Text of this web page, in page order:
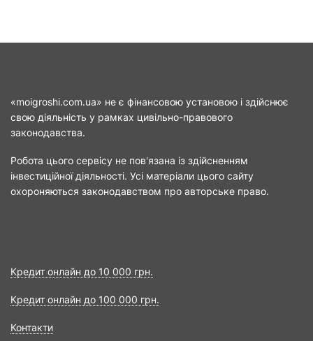
«moigroshi.com.ua» не є фінансовою установою і здійснює
свою діяльність у рамках цивільно-правового
законодавства.
Робота цього сервісу не пов'язана із здійсненням
інвестиційної діяльності. Усі матеріали цього сайту
охороняються законодавством про авторське право.
Кредит онлайн до 10 000 грн.
Кредит онлайн до 100 000 грн.
Контакти